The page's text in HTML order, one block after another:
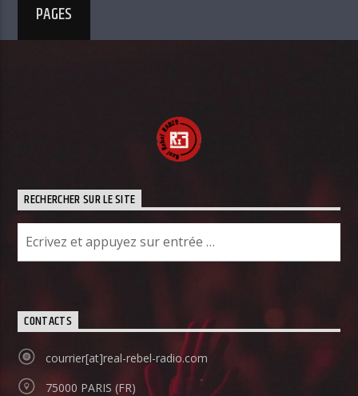
PAGES
RECHERCHER SUR LE SITE
CONTACTS
courrier[at]real-rebel-radio.com
75000 PARIS (FR)